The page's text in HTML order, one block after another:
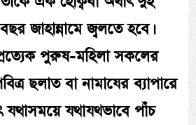
জাহান্নামে জ্বলতে হবে।
পুরুষ-মহিলা সকলের
ছলাত বা নামাযের ব্যাপারে
যথাসময়ে যথাযথভাবে পাঁচ